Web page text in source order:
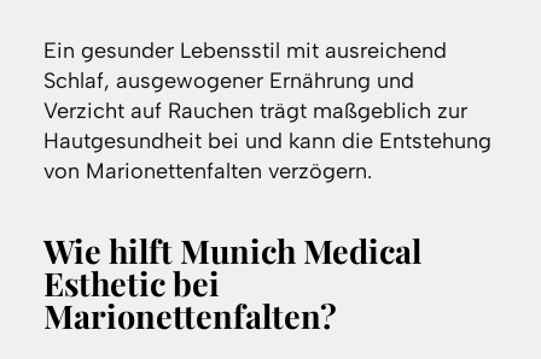
Ein gesunder Lebensstil mit ausreichend
Schlaf, ausgewogener Ernährung und
Verzicht auf Rauchen trägt maßgeblich zur
Hautgesundheit bei und kann die Entstehung
von Marionettenfalten verzögern.
Wie hilft Munich Medical
Esthetic bei
Marionettenfalten?